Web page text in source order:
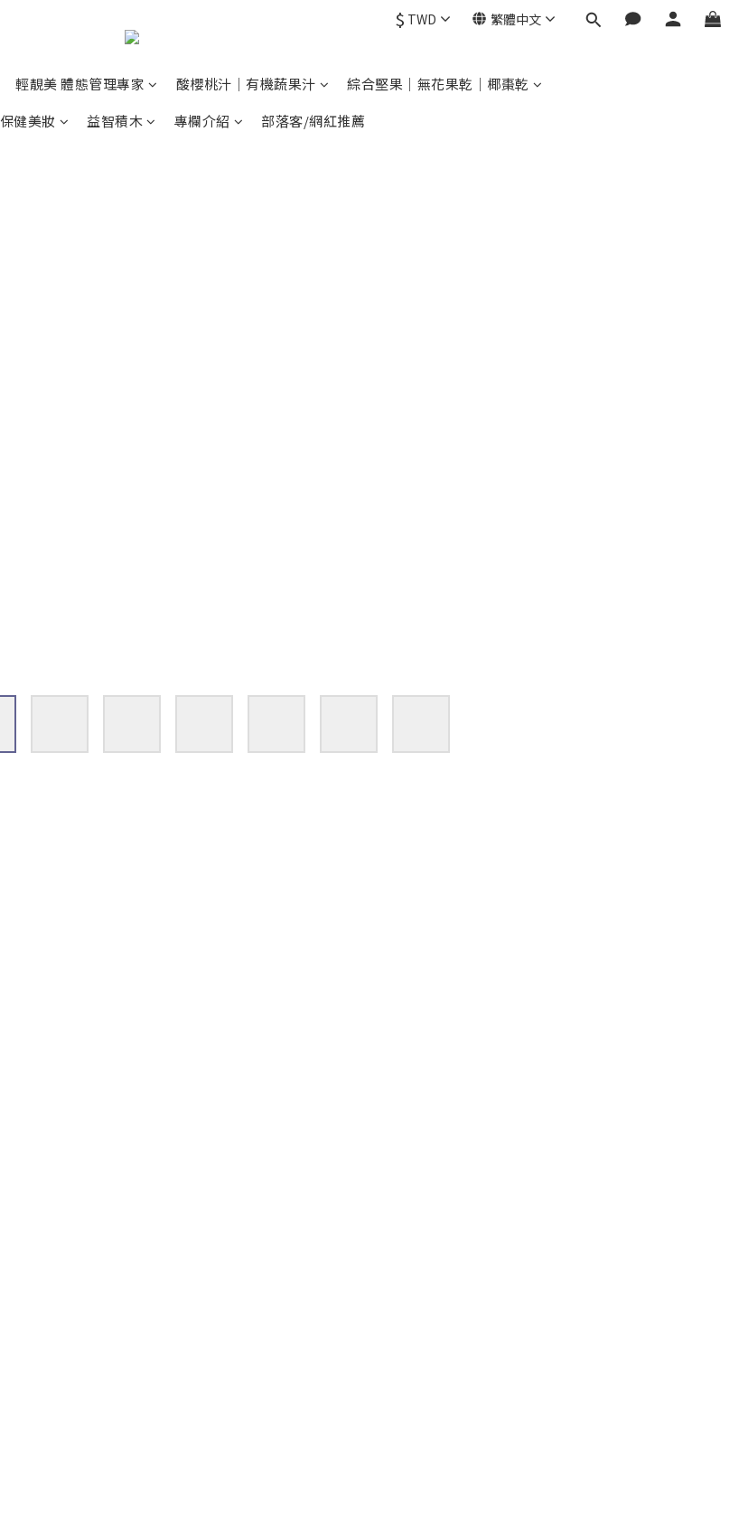
$ TWD 繁體中文
輕靚美 體態管理專家 酸櫻桃汁｜有機蔬果汁
綜合堅果｜無花果乾｜椰棗乾
保健美妝 益智積木 專欄介紹 部落客/網紅推薦